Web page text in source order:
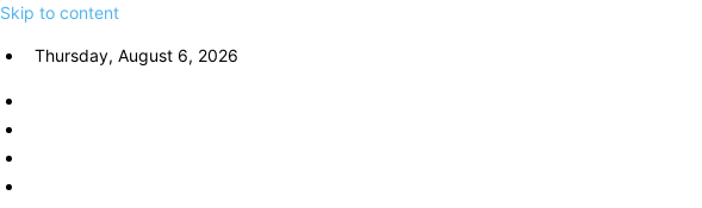
Skip to content
Thursday, August 6, 2026